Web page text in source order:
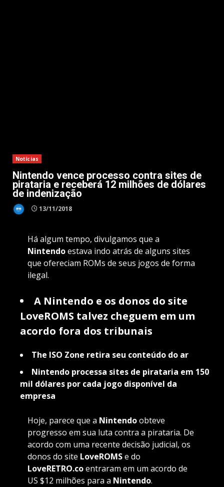
Notícias
Nintendo vence processo contra sites de
pirataria e receberá 12 milhões de dólares
de indenização
13/11/2018
Há algum tempo, divulgamos que a
Nintendoestava indo atrás de alguns sites
que ofereciam ROMs de seus jogos de forma
ilegal.
A Nintendo e os donos do site
LoveROMS talvez cheguem em um
acordo fora dos tribunais
The ISO Zone retira seu conteúdo do ar
Nintendo processa sites de pirataria em 150
mil dólares por cada jogo disponível da
empresa
Hoje, parece que a Nintendoobteve
progresso em sua luta contra a pirataria. De
acordo com uma recente decisão judicial, os
donos do site LoveROMSe do
LoveRETRO.coentraram em um acordo de
US $12 milhões para a Nintendo.